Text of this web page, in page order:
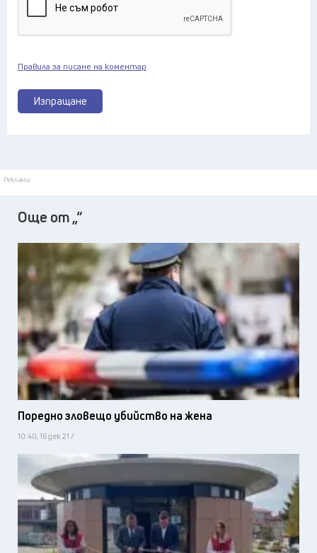
Изпращане
Правила за писане на коментар
Реклама
Още от „“
Поредно зловещо убийство на жена
10:40, 16 дек 21 /